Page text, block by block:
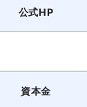
公式HP
資本金